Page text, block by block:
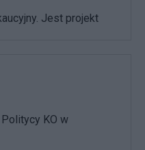
Jest projekt
KO w